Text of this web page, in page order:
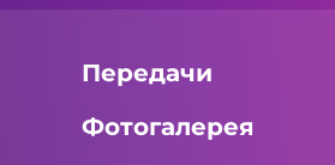
Передачи
Фотогалерея